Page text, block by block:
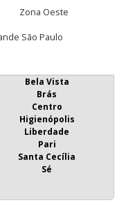
Zona Oeste
São Paulo
Bela Vista
Brás
Centro
Higienópolis
Liberdade
Pari
Santa Cecília
Sé